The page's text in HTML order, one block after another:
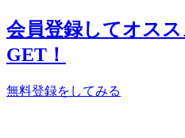
会員登録してオス
GET！
無料登録をしてみる